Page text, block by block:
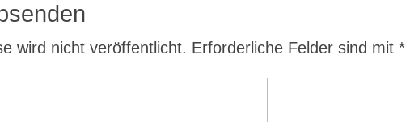
wird nicht veröffentlicht. Erforderliche Felder sind mit*